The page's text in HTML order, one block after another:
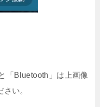
「Bluetooth」は上画像
い。